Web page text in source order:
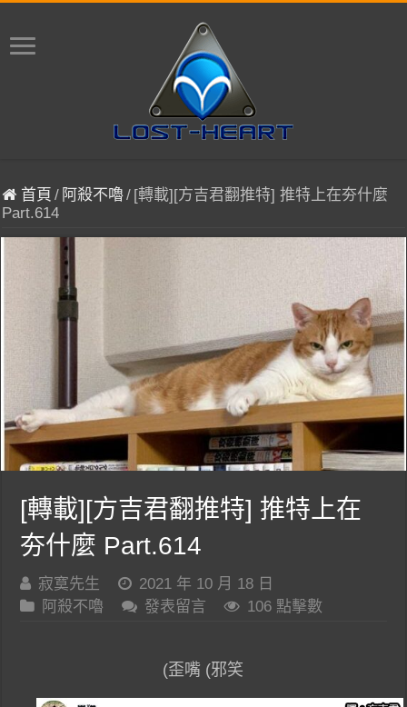
首頁 / 阿殺不嚕/ [轉載][方吉君翻推特] 推特上在夯什麼
Part.614
[轉載][方吉君翻推特] 推特上在
夯什麼 Part.614
寂寞先生
2021 年 10 月 18 日
阿殺不嚕
發表留言 106 點擊數
(歪嘴 (邪笑